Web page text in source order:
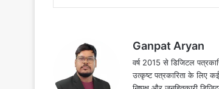
Ganpat Aryan
वर्ष 2015 से डिजिटल
उत्कृष्ट पत्रकारिता के लिए